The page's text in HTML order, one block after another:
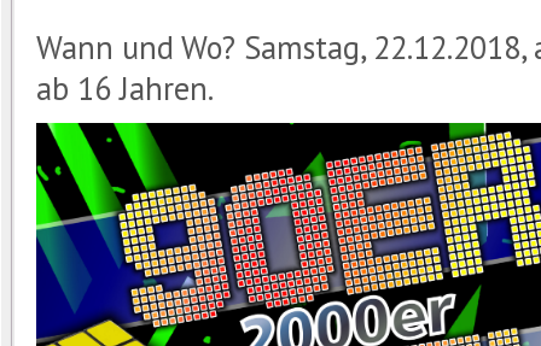
Wann und Wo? Samstag,
ab 16 Jahren.